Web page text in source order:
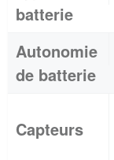
batterie
Autonomie
de batterie
Capteurs